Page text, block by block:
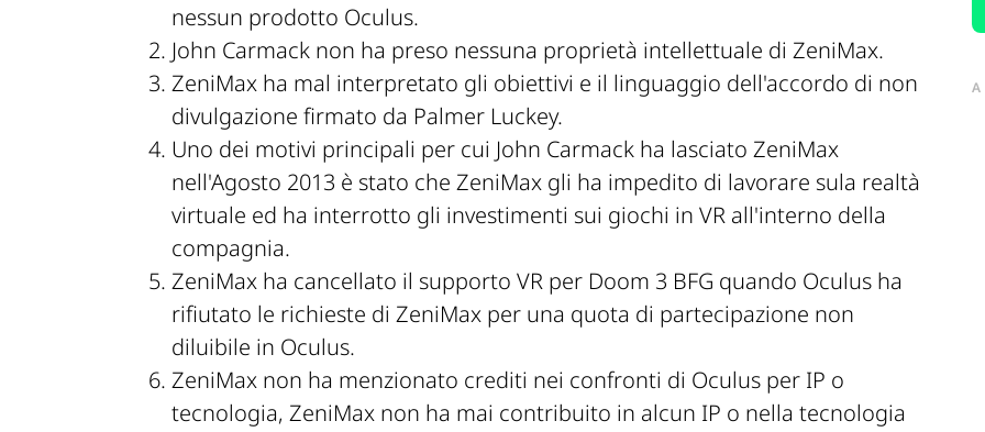
nessun prodotto Oculus.
John Carmack non ha preso nessuna proprietà intellettuale di ZeniMax.
ZeniMax ha mal interpretato gli obiettivi e il linguaggio dell'accordo di non
divulgazione firmato da Palmer Luckey.
Uno dei motivi principali per cui John Carmack ha lasciato ZeniMax
nell'Agosto 2013 è stato che ZeniMax gli ha impedito di lavorare sula realtà
virtuale ed ha interrotto gli investimenti sui giochi in VR all'interno della
compagnia.
ZeniMax ha cancellato il supporto VR per Doom 3 BFG quando Oculus ha
rifiutato le richieste di ZeniMax per una quota di partecipazione non
diluibile in Oculus.
ZeniMax non ha menzionato crediti nei confronti di Oculus per IP o
tecnologia, ZeniMax non ha mai contribuito in alcun IP o nella tecnologia